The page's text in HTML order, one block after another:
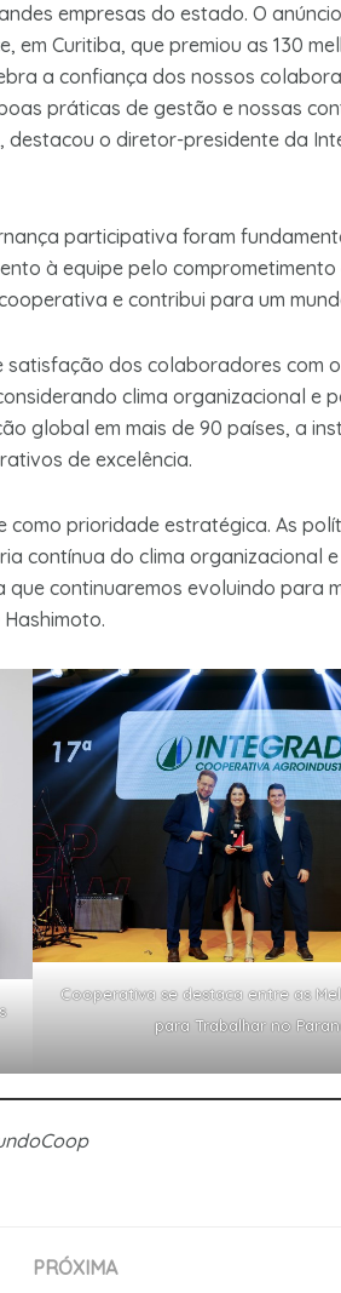
empresas do estado. O
em Curitiba, que premiou as 130
a confiança dos nossos
práticas de gestão e nossas
destacou o diretor-presidente da
participativa foram
à equipe pelo comprometimento
e contribui para um
satisfação dos colaboradores com
clima organizacional e
global em mais de 90 países, a
de excelência.
prioridade estratégica. As
contínua do clima organizacional
continuaremos evoluindo para
Cooperativa se destaca entre as
para Trabalhar no
PRÓXIMA